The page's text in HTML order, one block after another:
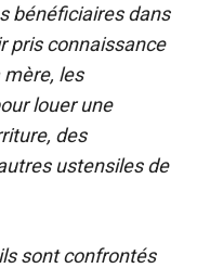
bénéficiaires dans
pris connaissance
mère, les
louer une
des
ustensiles de
sont confrontés